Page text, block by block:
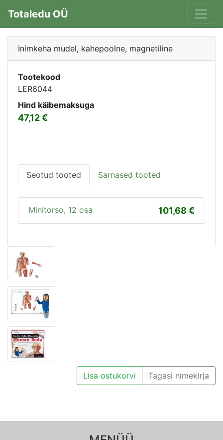
Totaledu OÜ
Inimkeha mudel, kahepoolne, magnetiline
Tootekood
LER6044
Hind käibemaksuga
47,12
Seotud tooted Sarnased tooted
101,68
Minitorso, 12 osa
Lisa ostukorvi Tagasi nimekirja